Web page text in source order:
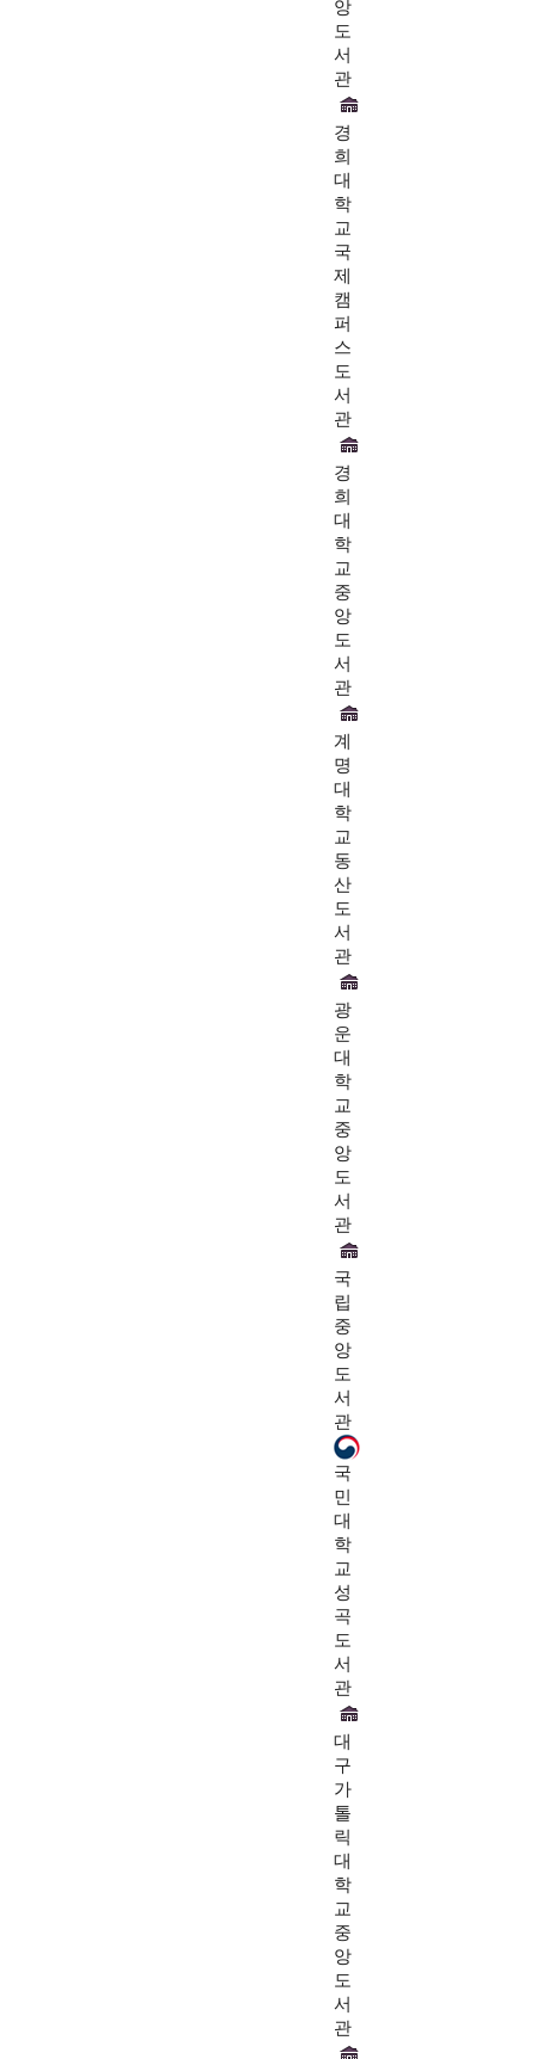
앙
도
서
관
경
희
대
학
교
국
제
캠
퍼
스
도
서
관
경
희
대
학
교
중
앙
도
서
관
계
명
대
학
교
동
산
도
서
관
광
운
대
학
교
중
앙
도
서
관
국
립
중
앙
도
서
관
국
민
대
학
교
성
곡
도
서
관
대
구
가
톨
릭
대
학
교
중
앙
도
서
관